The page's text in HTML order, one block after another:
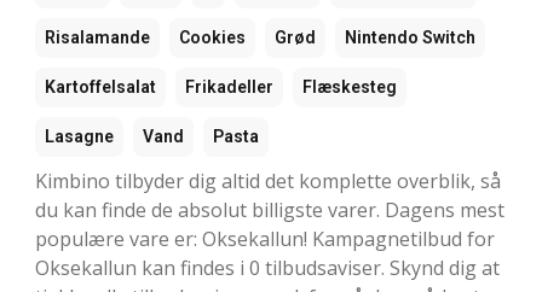
Risalamande Cookies Grød Nintendo Switch
Kartoffelsalat Frikadeller Flæskesteg
Lasagne Vand Pasta
Kimbino tilbyder dig altid det komplette overblik, så
du kan finde de absolut billigste varer. Dagens mest
populære vare er: Oksekallun! Kampagnetilbud for
Oksekallun kan findes i 0 tilbudsaviser. Skynd dig at